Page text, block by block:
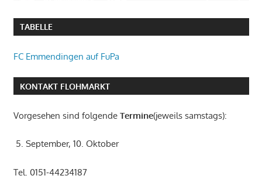
TABELLE
FC Emmendingen auf FuPa
KONTAKT FLOHMARKT
Vorgesehen sind folgende Termine(jeweils samstags):
5. September, 10. Oktober
Tel. 0151-44234187